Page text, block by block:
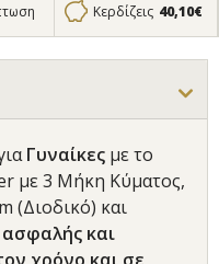
Κερδίζεις 40,10€
Γυναίκες με το
με 3 Μήκη Κύματος,
(Διοδικό) και
και